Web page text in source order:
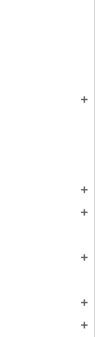
add
add
add
add
add
add